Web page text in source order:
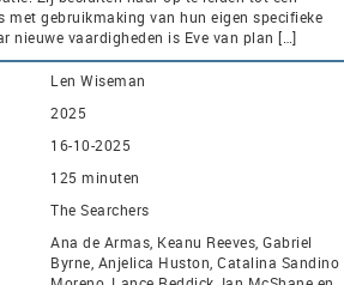
met gebruikmaking van hun eigen specifieke
nieuwe vaardigheden is Eve van plan […]
Len Wiseman
2025
16-10-2025
125 minuten
The Searchers
Ana de Armas, Keanu Reeves, Gabriel
Byrne, Anjelica Huston, Catalina Sandino